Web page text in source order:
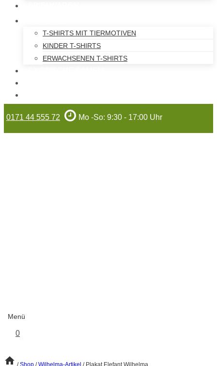
T-SHIRTS MIT TIERMOTIVEN
KINDER T-SHIRTS
ERWACHSENEN T-SHIRTS
0171 44 555 72 Mo -So: 9:30 - 17:00 Uhr
Menü
0
/ Shop / Wilhelma-Artikel / Plakat Elefant Wilhelma